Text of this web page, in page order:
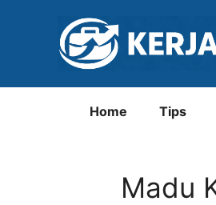
Home Tips
Madu